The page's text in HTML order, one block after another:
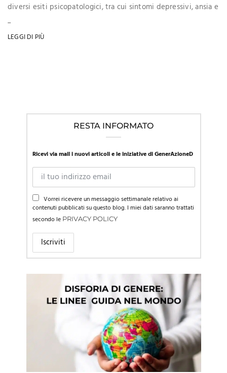
diversi esiti psicopatologici, tra cui sintomi depressivi, ansia e
...
LEGGI DI PIÙ
RESTA INFORMATO
Ricevi via mail i nuovi articoli e le iniziative di GenerAzioneD
Vorrei ricevere un messaggio settimanale relativo ai
contenuti pubblicati su questo blog. I miei dati saranno trattati
secondo le PRIVACY POLICY